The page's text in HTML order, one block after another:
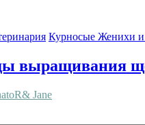
Курносые Женихи и
выращивания
Jane